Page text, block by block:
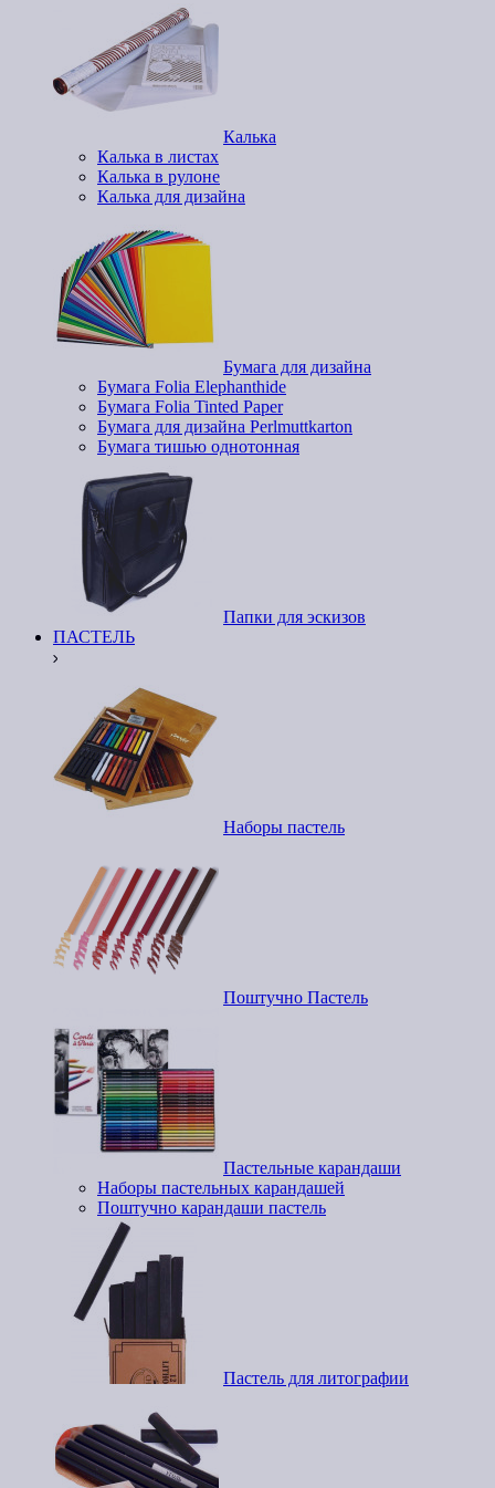
Калька
Калька в листах
Калька в рулоне
Калька для дизайна
Бумага для дизайна
Бумага Folia Elephanthide
Бумага Folia Tinted Paper
Бумага для дизайна Perlmuttkarton
Бумага тишью однотонная
Папки для эскизов
ПАСТЕЛЬ
Наборы пастель
Поштучно Пастель
Пастельные карандаши
Наборы пастельных карандашей
Поштучно карандаши пастель
Пастель для литографии